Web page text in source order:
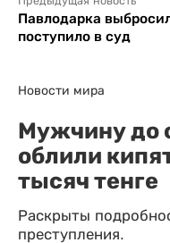
Павлодарка
поступило в суд
Новости мира
Мужчину до
облили
тысяч тенге
Раскрыты
преступления.